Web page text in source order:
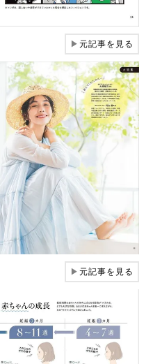
▶元記事を見る
▶元記事を見る